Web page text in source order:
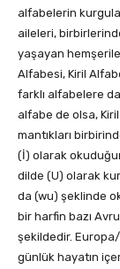
alfabelerin
aileleri,
yaşayan
Alfabesi, Kiril
farklı alfabelere
alfabe de olsa,
mantıkları
(İ) olarak
dilde (U) olarak
da (wu) şeklinde
bir harfin bazı
şekildedir.
günlük hayatın